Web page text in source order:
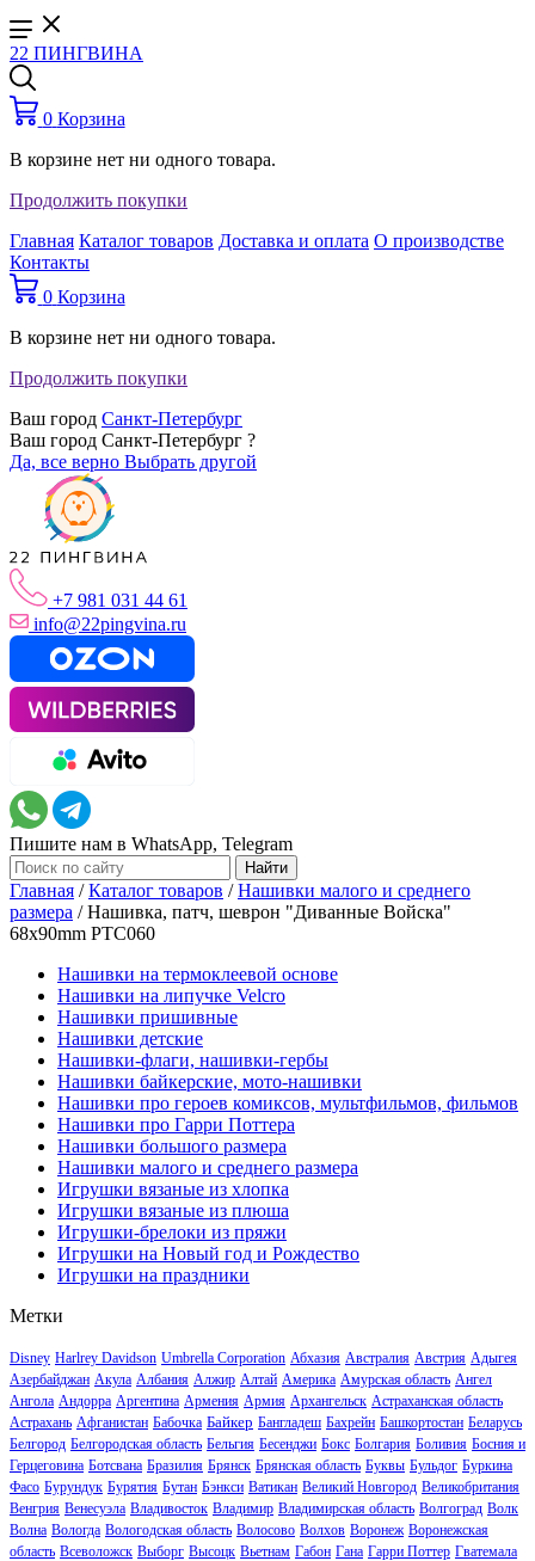
22 ПИНГВИНА
0 Корзина
В корзине нет ни одного товара.
Продолжить покупки
Главная Каталог товаров Доставка и оплата О производстве
Контакты
0 Корзина
В корзине нет ни одного товара.
Продолжить покупки
Ваш город Санкт-Петербург
Ваш город Санкт-Петербург ?
Да, все верно Выбрать другой
+7 981 031 44 61
info@22pingvina.ru
Пишите нам в WhatsApp, Telegram
Главная /Каталог товаров /Нашивки малого и среднего
размера /Нашивка, патч, шеврон "Диванные Войска"
68x90mm PTC060
Нашивки на термоклеевой основе
Нашивки на липучке Velcro
Нашивки пришивные
Нашивки детские
Нашивки-флаги, нашивки-гербы
Нашивки байкерские, мото-нашивки
Нашивки про героев комиксов, мультфильмов, фильмов
Нашивки про Гарри Поттера
Нашивки большого размера
Нашивки малого и среднего размера
Игрушки вязаные из хлопка
Игрушки вязаные из плюша
Игрушки-брелоки из пряжи
Игрушки на Новый год и Рождество
Игрушки на праздники
Метки
Disney Harlrey Davidson Umbrella Corporation Абхазия Австралия Австрия Адыгея
Азербайджан Акула Албания Алжир Алтай Америка Амурская область Ангел
Ангола Андорра Аргентина Армения Армия Архангельск Астраханская область
Астрахань Афганистан Бабочка Байкер Бангладеш Бахрейн Башкортостан Беларусь
Белгород Белгородская область Бельгия Бесенджи Бокс Болгария Боливия Босния и
Герцеговина Ботсвана Бразилия Брянск Брянская область Буквы Бульдог Буркина
Фасо Бурундук Бурятия Бутан Бэнкси Ватикан Великий Новгород Великобритания
Венгрия Венесуэла Владивосток Владимир Владимирская область Волгоград Волк
Волна Вологда Вологодская область Волосово Волхов Воронеж Воронежская
область Всеволожск Выборг Высоцк Вьетнам Габон Гана Гарри Поттер Гватемала